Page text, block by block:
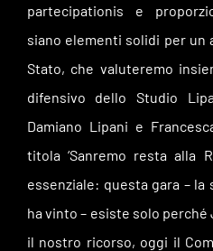
partecipationis e
siano elementi solidi per un
Stato, che valuteremo
difensivo dello Studio
Damiano Lipani e
titola ‘Sanremo resta alla
essenziale: questa gara – la
ha vinto – esiste solo perché
il nostro ricorso, oggi il